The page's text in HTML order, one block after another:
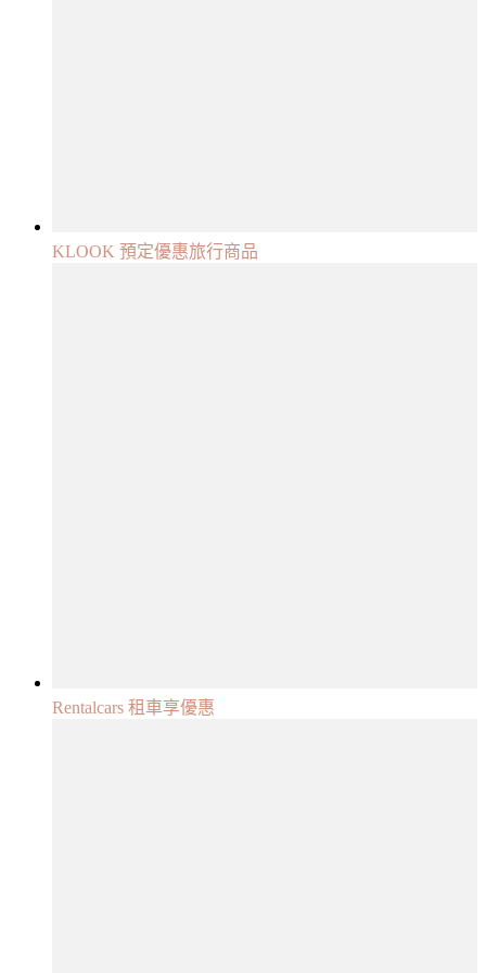
KLOOK 預定優惠旅行商品
Rentalcars 租車享優惠